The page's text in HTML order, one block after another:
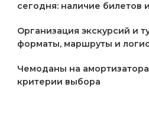
сегодня: наличие билетов
Организация экскурсий и
форматы, маршруты и
Чемоданы на
критерии выбора